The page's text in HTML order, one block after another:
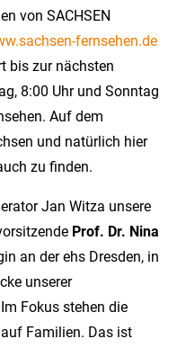
von SACHSEN
fernsehen.de
bis zur nächsten
8:00 Uhr und Sonntag
Auf dem
und natürlich hier
zu finden.
Jan Witza unsere
Prof. Dr. Nina
an der ehs Dresden, in
unserer
Fokus stehen die
Familien. Das ist